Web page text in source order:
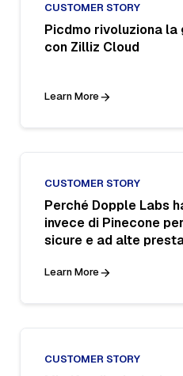
CUSTOMER STORY
Picdmo rivoluziona
con Zilliz Cloud
Learn More
CUSTOMER STORY
Perché Dopple Labs
invece di Pinecone
sicure e ad alte
Learn More
CUSTOMER STORY